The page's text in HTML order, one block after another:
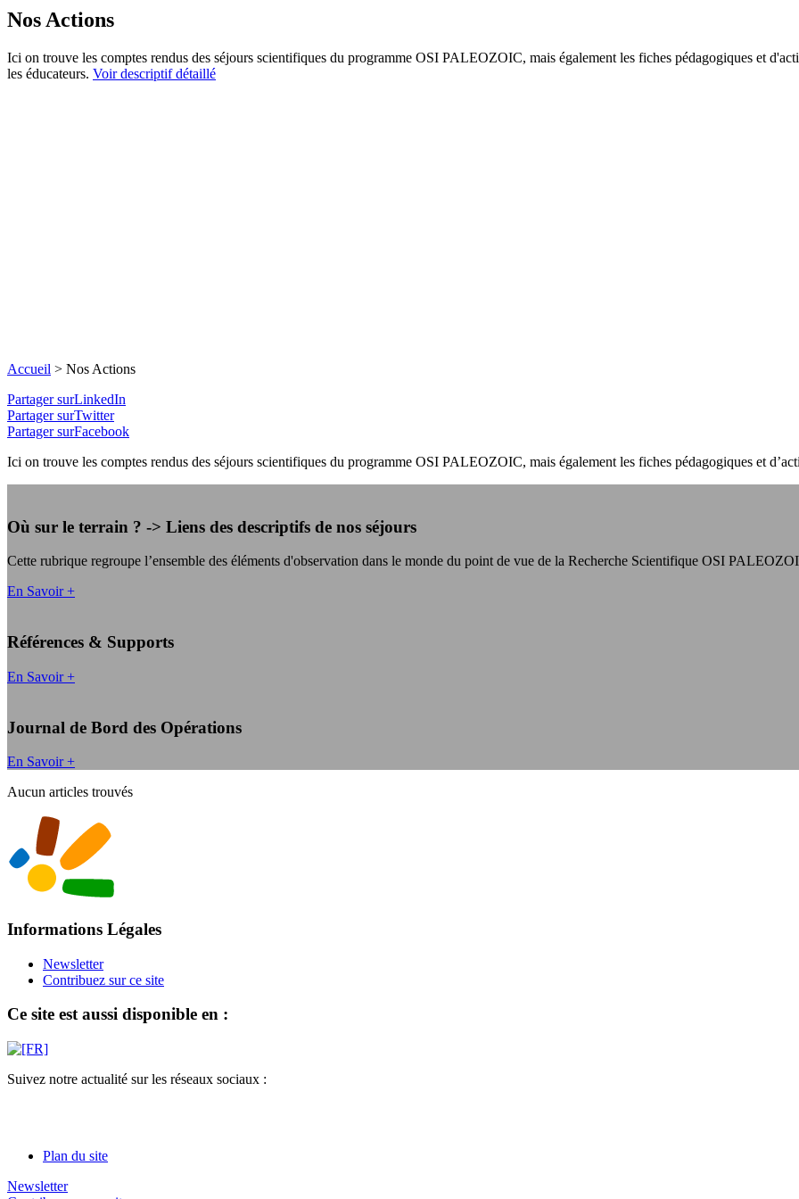
Nos Actions
Ici on trouve les comptes rendus des séjours scientifiques du programme OSI PALEOZOIC, mais également les fiches pédagogiques et
les éducateurs. Voir descriptif détaillé
Accueil > Nos Actions
Partager surLinkedIn
Partager surTwitter
Partager surFacebook
Ici on trouve les comptes rendus des séjours scientifiques du programme OSI PALEOZOIC, mais également les fiches pédagogiques et
Où sur le terrain ? -> Liens des descriptifs de nos séjours
Cette rubrique regroupe l’ensemble des éléments d'observation dans le monde du point de vue de la Recherche Scientifique OSI
En Savoir +
Références & Supports
En Savoir +
Journal de Bord des Opérations
En Savoir +
Aucun articles trouvés
Informations Légales
Newsletter
Contribuez sur ce site
Ce site est aussi disponible en :
Suivez notre actualité sur les réseaux sociaux :
Plan du site
Newsletter